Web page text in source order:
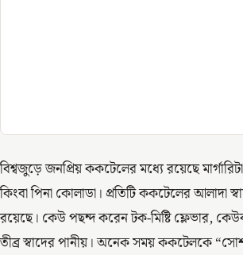
বিশ্বজুড়ে জনপ্রিয় ককটেলের মধ্যে রয়েছে
কিংবা পিনা কোলাডা। প্রতিটি ককটেলের আলাদা
রয়েছে। কেউ পছন্দ করেন টক-মিষ্টি ফ্লেভার,
তীব্র স্বাদের পানীয়। অনেক সময় ককটেলকে